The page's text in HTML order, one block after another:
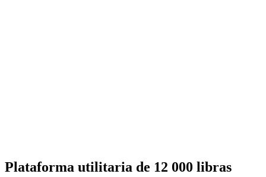
Plataforma utilitaria de 12 000 libras